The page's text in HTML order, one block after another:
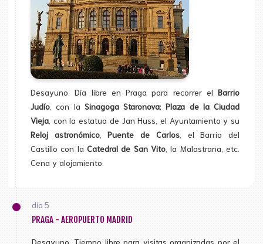
Desayuno. Día libre en Praga para recorrer el Barrio
Judío , con la Sinagoga Staronova;Plaza de la Ciudad
Vieja , con la estatua de Jan Huss, el Ayuntamiento y su
Reloj astronómico,Puente de Carlos, el Barrio del
Castillo con la Catedral de San Vito , la Malastrana, etc.
Cena y alojamiento.
día 5
PRAGA - AEROPUERTO MADRID